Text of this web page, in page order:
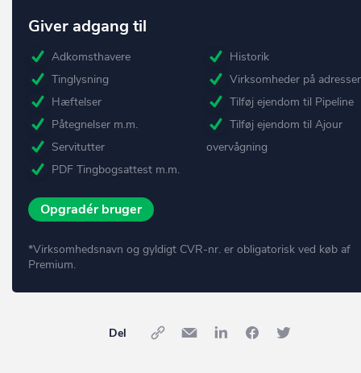
Giver adgang til
Adkomsthavere
Tinglysning
Hæftelser
Påtegnelser m.m.
Servitutter
PDF Tingbogsattest m.m.
Historik
Virksomheder på
Tilføj ejendom til Pipeline
Tilføj ejendom til Ajour
overvågning
Opgradér bruger
*Virksomhedsnavn og gyldigt CVR-nr. er obligatorisk ved køb af
Premium.
Del